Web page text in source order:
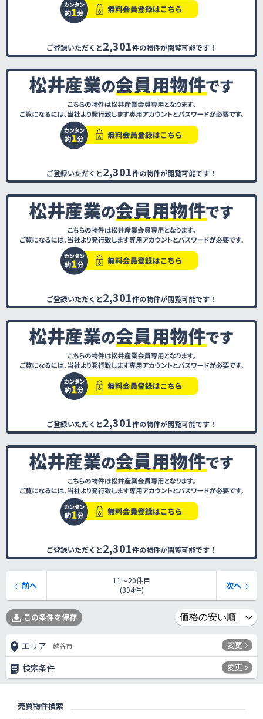
ご登録いただくと2,301件の物件が閲覧可能です！
ご登録いただくと2,301件の物件が閲覧可能です！
ご登録いただくと2,301件の物件が閲覧可能です！
ご登録いただくと2,301件の物件が閲覧可能です！
ご登録いただくと2,301件の物件が閲覧可能です！
11〜20件目
(394件)
前へ 次へ
この条件を保存
エリア 越谷市 変更
検索条件 変更
売買物件検索